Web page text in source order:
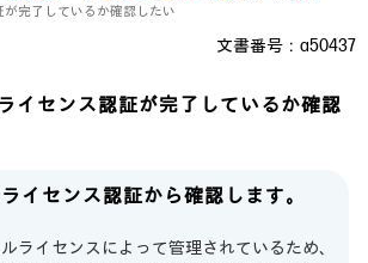
完了しているか確認したい
文書番号：a50437
イセンス認証が完了しているか確認
ライセンス認証から確認します。
ライセンスによって管理されているため、